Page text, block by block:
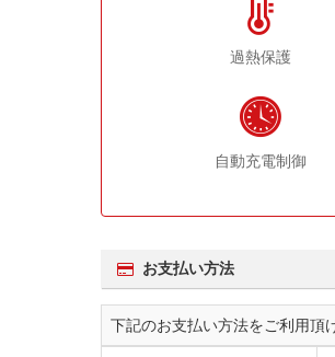
過熱保護
自動充電制御
お支払い方法
下記のお支払い方法をご利用頂